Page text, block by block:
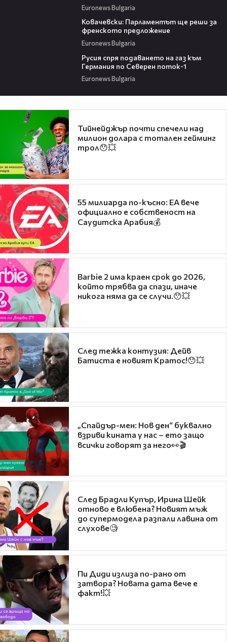
Euronews Bulgaria
Ковачевски: Парламентът ще реши за
френското предложение
Euronews Bulgaria
Русия спря подаването на газ към
Германия по Северен поток-1
Euronews Bulgaria
Тийнейджър почти спечели над
милион долара с тотален гейминг
трол😯💥
55 милиарда по-късно: EA вече
официално е собственост на
Саудитска Арабия💰
Barbie 2 има краен срок до 2026,
който трябва да спази, иначе
никога няма да се случи.😯💥
След тежка контузия: Дейв
Батиста е новият Кратос!😯💥
„Спайдър-мен: Нов ден“ буквално
взриви кината у нас – ето защо
всички говорят за него👀🎬
След Брадли Купър, Ирина Шейк
отново е влюбена? Новият мъж
до супермодела разпали лавина от
слухове🧐
Пи Диди излиза по-рано от
затвора? Новата дата вече е
факт!💥